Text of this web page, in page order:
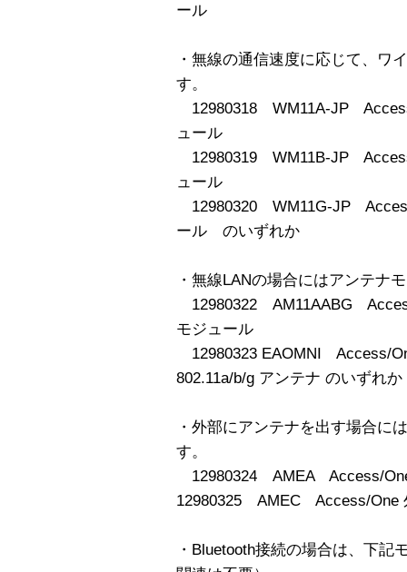
ール
・無線の通信速度に応じて、ワ
す。
12980318 WM11A-JP
ュール
12980319 WM11B-JP
ュール
12980320 WM11G-JP
ール のいずれか
・無線LANの場合にはアンテナ
12980322 AM11AABG
モジュール
12980323 EAOMNI Access/
802.11a/b/g アンテナ のいずれか
・外部にアンテナを出す場合に
す。
12980324 AMEA Access/
12980325 AMEC Access/One
・Bluetooth接続の場合は、下記